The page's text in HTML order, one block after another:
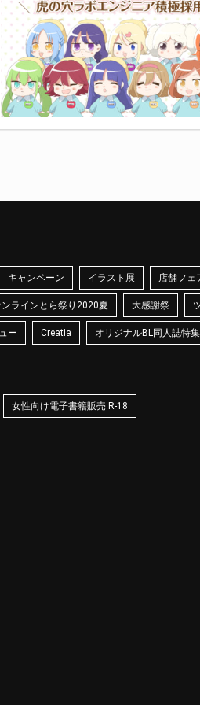
キャンペーン イラスト展 店舗フェ
ラインとら祭り2020夏 大感謝祭
ー Creatia オリジナルBL同人誌特集
女性向け電子書籍販売 R-18